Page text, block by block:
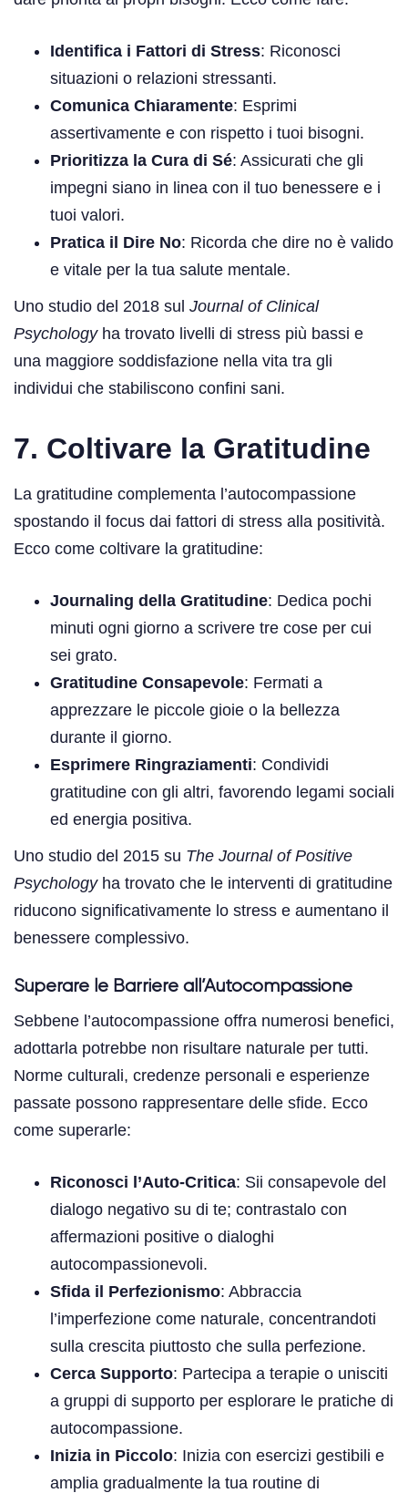
Identifica i Fattori di Stress: Riconosci
situazioni o relazioni stressanti.
Comunica Chiaramente: Esprimi
assertivamente e con rispetto i tuoi bisogni.
Prioritizza la Cura di Sé: Assicurati che gli
impegni siano in linea con il tuo benessere e i
tuoi valori.
Pratica il Dire No: Ricorda che dire no è valido
e vitale per la tua salute mentale.
Uno studio del 2018 sul Journal of Clinical
Psychologyha trovato livelli di stress più bassi e
una maggiore soddisfazione nella vita tra gli
individui che stabiliscono confini sani.
7. Coltivare la Gratitudine
La gratitudine complementa l’autocompassione
spostando il focus dai fattori di stress alla positività.
Ecco come coltivare la gratitudine:
Journaling della Gratitudine: Dedica pochi
minuti ogni giorno a scrivere tre cose per cui
sei grato.
Gratitudine Consapevole: Fermati a
apprezzare le piccole gioie o la bellezza
durante il giorno.
Esprimere Ringraziamenti: Condividi
gratitudine con gli altri, favorendo legami sociali
ed energia positiva.
Uno studio del 2015 su The Journal of Positive
Psychologyha trovato che le interventi di gratitudine
riducono significativamente lo stress e aumentano il
benessere complessivo.
Superare le Barriere all’Autocompassione
Sebbene l’autocompassione offra numerosi benefici,
adottarla potrebbe non risultare naturale per tutti.
Norme culturali, credenze personali e esperienze
passate possono rappresentare delle sfide. Ecco
come superarle:
Riconosci l’Auto-Critica: Sii consapevole del
dialogo negativo su di te; contrastalo con
affermazioni positive o dialoghi
autocompassionevoli.
Sfida il Perfezionismo: Abbraccia
l’imperfezione come naturale, concentrandoti
sulla crescita piuttosto che sulla perfezione.
Cerca Supporto: Partecipa a terapie o unisciti
a gruppi di supporto per esplorare le pratiche di
autocompassione.
Inizia in Piccolo: Inizia con esercizi gestibili e
amplia gradualmente la tua routine di